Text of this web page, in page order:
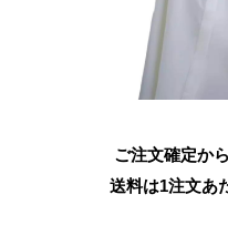
ご注文確定か
送料は1注文あ